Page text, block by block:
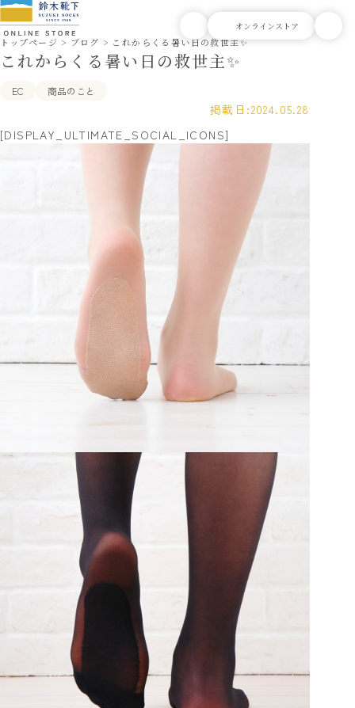
トップページ ブログ これからくる暑い日の救世主✨
これからくる暑い日の救世主✨
EC 商品のこと
掲載日:2024.05.28
[DISPLAY_ULTIMATE_SOCIAL_ICONS]